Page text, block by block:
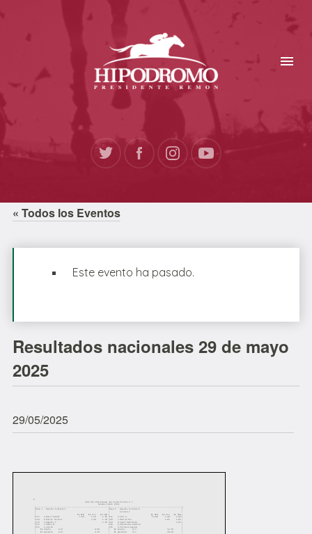
« Todos los Eventos
Este evento ha pasado.
Resultados nacionales 29 de mayo
2025
29/05/2025